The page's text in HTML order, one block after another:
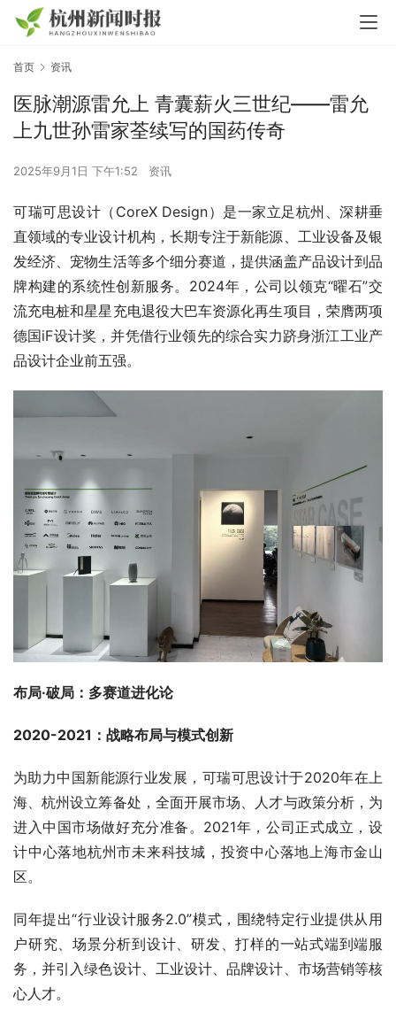
首页 资讯
医脉潮源雷允上 青囊薪火三世纪——雷允
上九世孙雷家荃续写的国药传奇
2025年9月1日 下午1:52 资讯
可瑞可思设计（CoreX Design）是一家立足杭州、深耕垂
直领域的专业设计机构，长期专注于新能源、工业设备及银
发经济、宠物生活等多个细分赛道，提供涵盖产品设计到品
牌构建的系统性创新服务。2024年，公司以领克“曜石”交
流充电桩和星星充电退役大巴车资源化再生项目，荣膺两项
德国iF设计奖，并凭借行业领先的综合实力跻身浙江工业产
品设计企业前五强。
布局·破局：多赛道进化论
2020-2021：战略布局与模式创新
为助力中国新能源行业发展，可瑞可思设计于2020年在上
海、杭州设立筹备处，全面开展市场、人才与政策分析，为
进入中国市场做好充分准备。2021年，公司正式成立，设
计中心落地杭州市未来科技城，投资中心落地上海市金山
区。
同年提出“行业设计服务2.0”模式，围绕特定行业提供从用
户研究、场景分析到设计、研发、打样的一站式端到端服
务，并引入绿色设计、工业设计、品牌设计、市场营销等核
心人才。